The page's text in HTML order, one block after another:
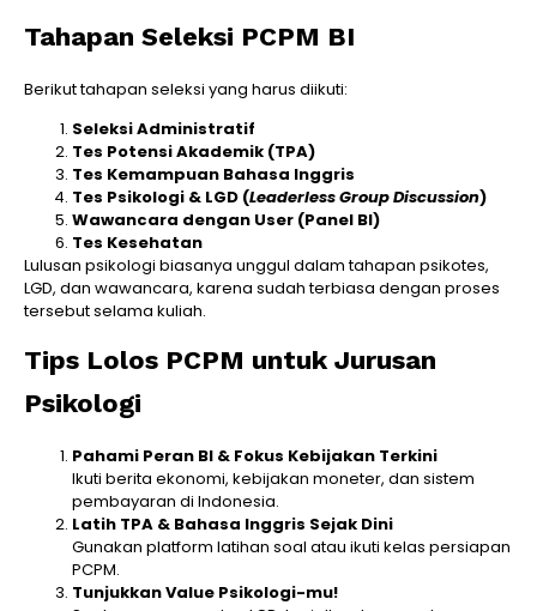
Tahapan Seleksi PCPM BI
Berikut tahapan seleksi yang harus diikuti:
Seleksi Administratif
Tes Potensi Akademik (TPA)
Tes Kemampuan Bahasa Inggris
Tes Psikologi & LGD (Leaderless Group Discussion)
Wawancara dengan User (Panel BI)
Tes Kesehatan
Lulusan psikologi biasanya unggul dalam tahapan psikotes,
LGD, dan wawancara, karena sudah terbiasa dengan proses
tersebut selama kuliah.
Tips Lolos PCPM untuk Jurusan
Psikologi
Pahami Peran BI & Fokus Kebijakan Terkini
Ikuti berita ekonomi, kebijakan moneter, dan sistem
pembayaran di Indonesia.
Latih TPA & Bahasa Inggris Sejak Dini
Gunakan platform latihan soal atau ikuti kelas persiapan
PCPM.
Tunjukkan Value Psikologi-mu!